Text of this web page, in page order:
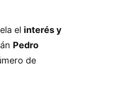
el interés y
Pedro
de